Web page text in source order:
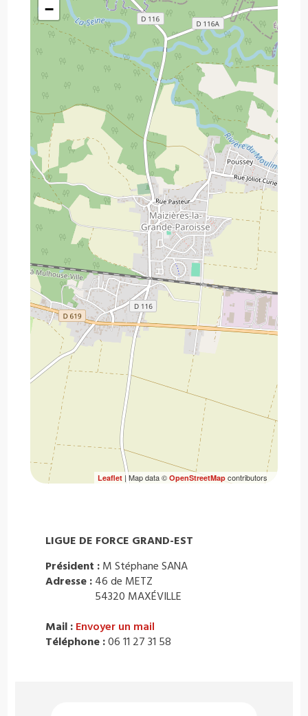
−
Leaflet| Map data © OpenStreetMapcontributors
LIGUE DE FORCE GRAND-EST
Président : M Stéphane SANA
Adresse : 46 de METZ
54320 MAXÉVILLE
Mail : Envoyer un mail
Téléphone :06 11 27 31 58